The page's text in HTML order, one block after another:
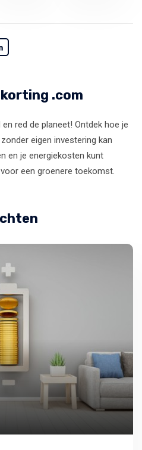
.com
en red de planeet! Ontdek hoe je
eigen investering kan
en je energiekosten kunt
een groenere toekomst.